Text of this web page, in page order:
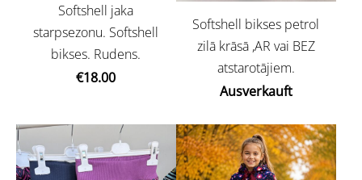
Softshell jaka
starpsezonu. Softshell
bikses. Rudens.
€18.00
Softshell bikses petrol
zilā krāsā ,AR vai BEZ
atstarotājiem.
Ausverkauft